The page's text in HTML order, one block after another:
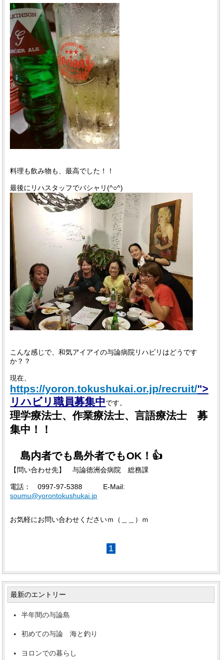
料理も飲み物も、最高でした！！
最後にリハスタッフでパシャリ(^○^)
こんな感じで、和気アイアイの与論病院リハビリはどうです
か？？
現在、
https://yoron.tokushukai.or.jp/recruit/">
リハビリ職員募集中です。
理学療法士、作業療法士、言語療法士 募
集中！！
島内者でも島外者でもOK！👍
【問い合わせ先】 与論徳洲会病院 総務課
電話： 0997-97-5388 E-Mail:
soumu@yorontokushukai.jp
お気軽にお問い合わせくださいｍ（＿＿）ｍ
1
最新のエントリー
半年間の与論島
初めての与論 海と釣り
ヨロンでの暮らし